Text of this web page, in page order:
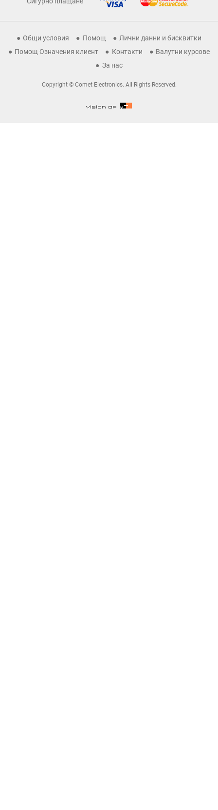
Общи условия Помощ
Лични данни и бисквитки
Помощ Означения клиент
Контакти
Валутни курсове
За нас
Copyright © Comet Electronics. All Rights Reserved.